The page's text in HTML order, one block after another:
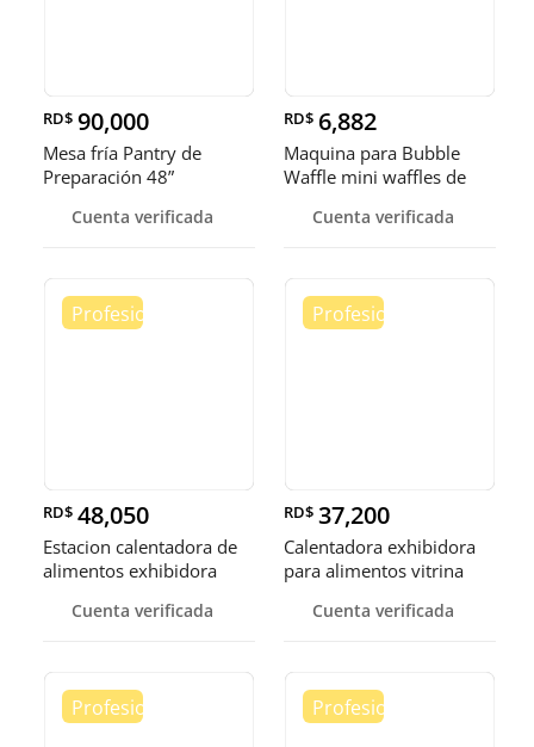
RD$ 90,000
Mesa fría Pantry de
Preparación 48”
Cuenta verificada
RD$ 6,882
Maquina para Bubble
Waffle mini waffles de
Cuenta verificada
RD$ 48,050
Estacion calentadora de
alimentos exhibidora
Cuenta verificada
RD$ 37,200
Calentadora exhibidora
para alimentos vitrina
Cuenta verificada